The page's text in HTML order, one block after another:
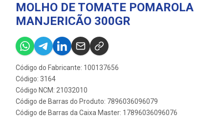
MOLHO DE TOMATE POMAROLA
MANJERICÃO 300GR
Código do Fabricante: 100137656
Código: 3164
Código NCM: 21032010
Código de Barras do Produto: 7896036096079
Código de Barras da Caixa Master: 17896036096076